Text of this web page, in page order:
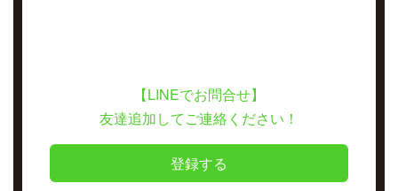
【LINEでお問合せ】
友達追加してご連絡ください！
登録する